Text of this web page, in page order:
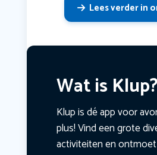
Lees verder in
Wat is Klup?
Klup is dé app voor
plus! Vind een grote
activiteiten en